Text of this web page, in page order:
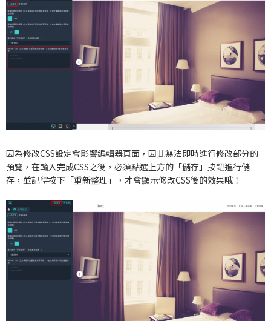
因為修改CSS設定會影響編輯器頁面，因此無法即時進行修改部分的
預覽，在輸入完成CSS之後，必須點選上方的「儲存」按鈕進行儲
存，並記得按下「重新整理」，才會顯示修改CSS後的效果哦！